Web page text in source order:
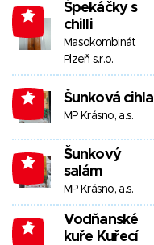
-6
Špekáčky s
chilli
Masokombinát
Plzeň s.r.o.
-6 Šunková cihla
MP Krásno, a.s.
-6
Šunkový
salám
MP Krásno, a.s.
-6
Vodňanské
kuře Kuřecí